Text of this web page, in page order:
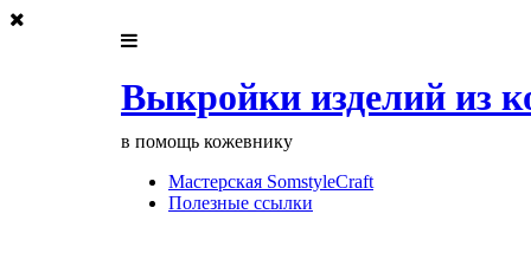
Выкройки изделий из
в помощь кожевнику
Мастерская SomstyleCraft
Полезные ссылки